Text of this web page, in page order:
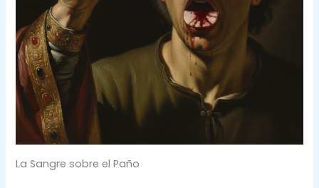
La Sangre sobre el Paño